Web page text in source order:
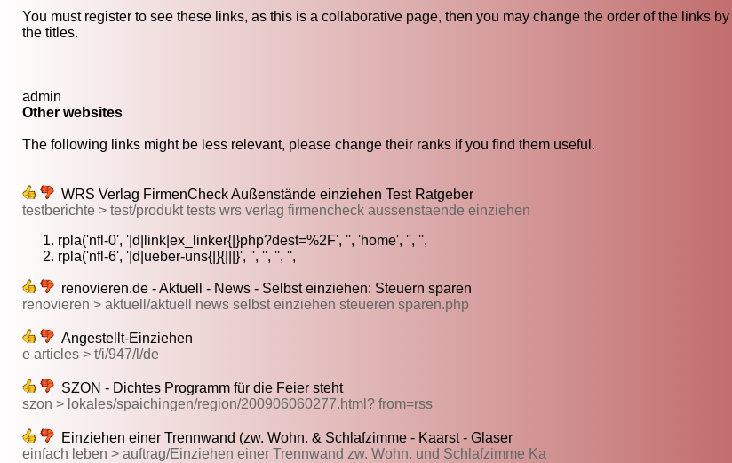
You must register to see these links, as this is a collaborative page, then you may change the order of the links
the titles.
admin
Other websites
The following links might be less relevant, please change their ranks if you find them useful.
WRS Verlag FirmenCheck Außenstände einziehen Test Ratgeber
testberichte > test/produkt tests wrs verlag firmencheck aussenstaende einziehen
rpla('nfl-0', '|d|link|ex_linker{|}php?dest=%2F', '', 'home', '', '',
rpla('nfl-6', '|d|ueber-uns{|}{|||}', '', '', '', '',
renovieren.de - Aktuell - News - Selbst einziehen: Steuern sparen
renovieren > aktuell/aktuell news selbst einziehen steueren sparen.php
Angestellt-Einziehen
e articles > t/i/947/l/de
SZON - Dichtes Programm für die Feier steht
szon > lokales/spaichingen/region/200906060277.html? from=rss
Einziehen einer Trennwand (zw. Wohn. & Schlafzimme - Kaarst - Glaser
einfach leben > auftrag/Einziehen einer Trennwand zw. Wohn. und Schlafzimme Ka